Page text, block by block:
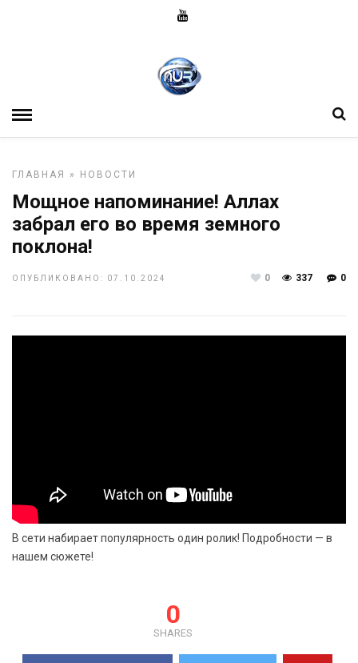
ГЛАВНАЯ » НОВОСТИ
Мощное напоминание! Аллах
забрал его во время земного
поклона!
ОПУБЛИКОВАНО: 07.10.2024 0
337
0
В сети набирает популярность один ролик! Подробности — в
нашем сюжете!
0
SHARES